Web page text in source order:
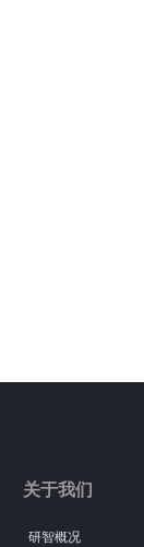
研智概况
关于我们